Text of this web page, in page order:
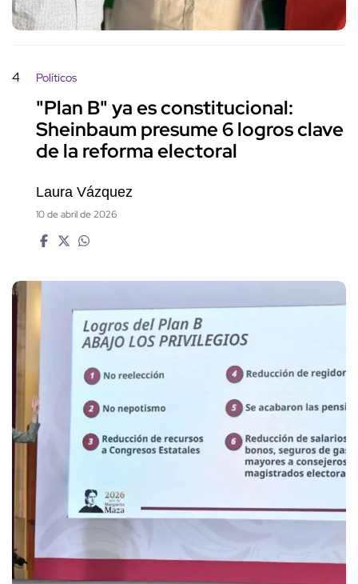
4 Políticos
"Plan B" ya es constitucional:
Sheinbaum presume 6 logros clave
de la reforma electoral
Laura Vázquez
10 de abril de 2026